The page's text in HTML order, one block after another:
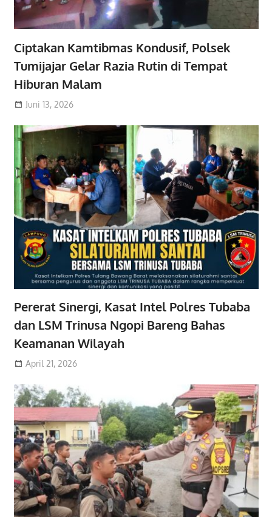
Ciptakan Kamtibmas Kondusif, Polsek
Tumijajar Gelar Razia Rutin di Tempat
Hiburan Malam
Juni 13, 2026
Pererat Sinergi, Kasat Intel Polres Tubaba
dan LSM Trinusa Ngopi Bareng Bahas
Keamanan Wilayah
April 21, 2026